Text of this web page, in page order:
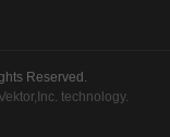
Reserved.
technology.